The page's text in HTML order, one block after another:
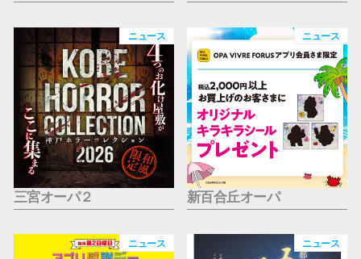
ニュース
三宮オーパ２
ニュース
新百合丘オーパ
ニュース ニュース